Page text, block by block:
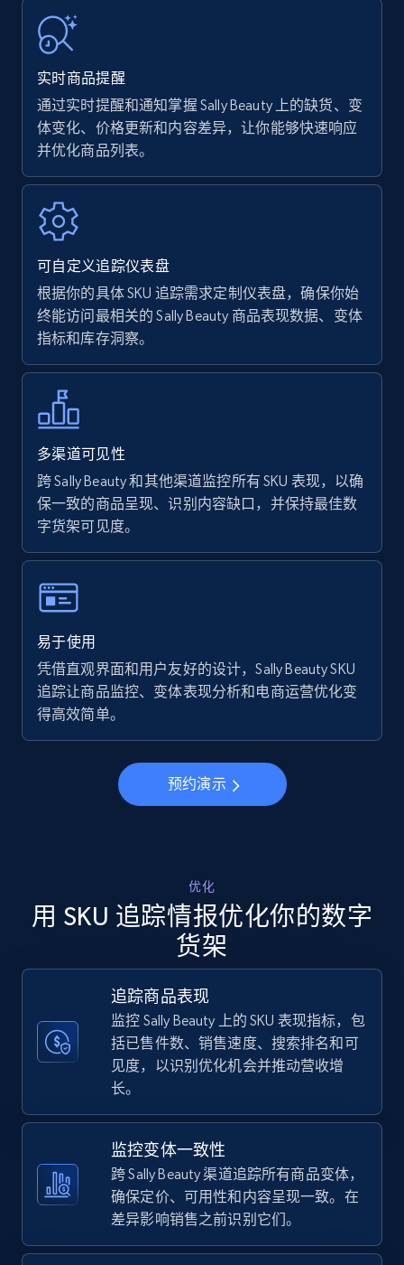
URL, Product name, Product rating, Product
rating object, Product rating max, Rating,
7.4K+ 870+ 立即开始
Walmart - products
URL, Final price, Sku, Currency, Gtin,
more.
5.6K+ 875+ 立即开始
Walmart - products - Find new products by
using specific category URL
URL, Final price, Sku, Currency, Gtin,
Specifications, Image urls, Top reviews, and
more.
Walmart - products - Collects products by
URL, Final price, Sku, Currency, Gtin,
Specifications, Image urls, Top reviews, and
more.
立即开始
URL, Final price, Sku, Currency, Gtin,
Specifications, Image urls, Top reviews, and
875+
TikTok Shop
URL, Title, Available, Description, Currency, Initial
price, Final price, Discount percent, and more.
5.4K+ 667+
实时商品提醒
通过实时提醒和通知掌握 Sally Beauty 上的缺货、变
体变化、价格更新和内容差异，让你能够快速响应
并优化商品列表。
可自定义追踪仪表盘
根据你的具体 SKU 追踪需求定制仪表盘，确保你始
终能访问最相关的 Sally Beauty 商品表现数据、变体
指标和库存洞察。
多渠道可见性
跨 Sally Beauty 和其他渠道监控所有 SKU 表现，以确
保一致的商品呈现、识别内容缺口，并保持最佳数
字货架可见度。
易于使用
凭借直观界面和用户友好的设计，Sally Beauty SKU
追踪让商品监控、变体表现分析和电商运营优化变
得高效简单。
预约演示
优化
用 SKU 追踪情报优化你的数字
货架
追踪商品表现
监控 Sally Beauty 上的 SKU 表现指标，包
括已售件数、销售速度、搜索排名和可
见度，以识别优化机会并推动营收增
长。
监控变体一致性
跨 Sally Beauty 渠道追踪所有商品变体，
确保定价、可用性和内容呈现一致。在
差异影响销售之前识别它们。